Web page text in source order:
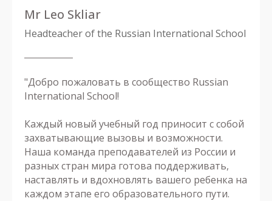
Mr Leo Skliar
Headteacher of the Russian International School
"Добро пожаловать в сообщество Russian
International School!
Каждый новый учебный год приносит с собой
захватывающие вызовы и возможности.
Наша команда преподавателей из России и
разных стран мира готова поддерживать,
наставлять и вдохновлять вашего ребенка на
каждом этапе его образовательного пути.